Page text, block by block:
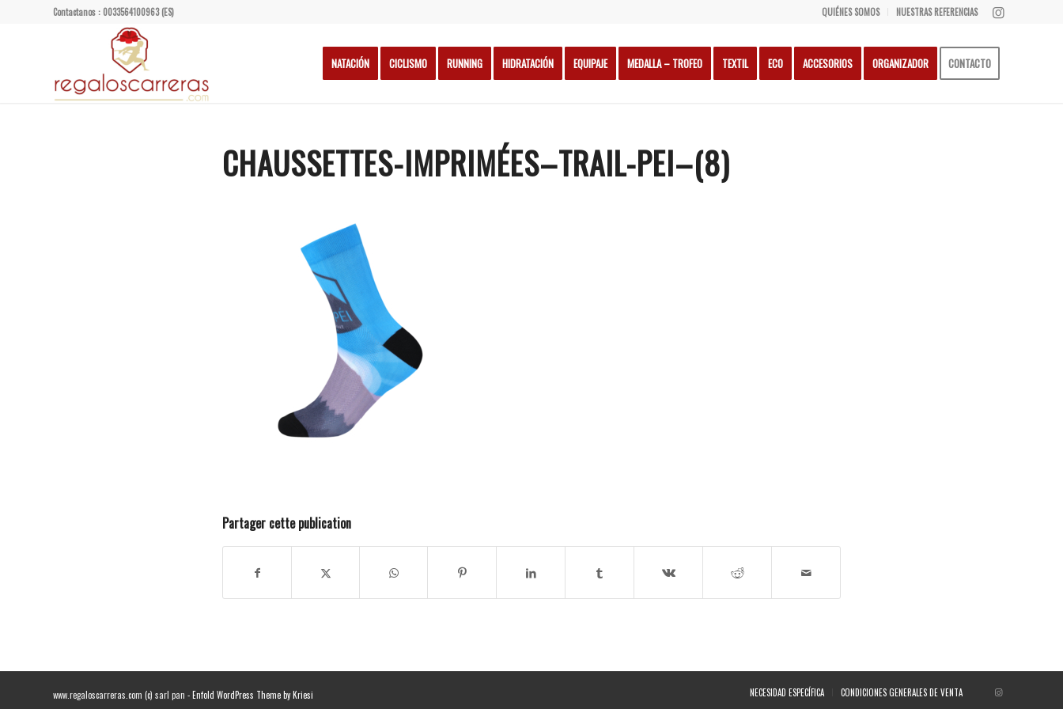
QUIÉNES SOMOS NUESTRAS REFERENCIAS
Contactanos : 0033564100963 (ES)
NATACIÓN CICLISMO RUNNING HIDRATACIÓN EQUIPAJE MEDALLA – TROFEO TEXTIL ECO ACCESORIOS ORGANIZADOR CONTACTO
CHAUSSETTES-IMPRIMÉES–TRAIL-PEI–(8)
Partager cette publication
www.regaloscarreras.com (c) sarl pan -Enfold WordPress Theme by Kriesi NECESIDAD ESPECÍFICA CONDICIONES GENERALES DE VENTA